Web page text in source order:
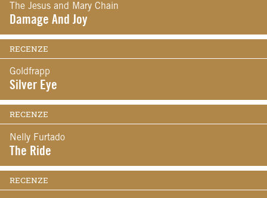
The Jesus and Mary Chain
Damage And Joy
RECENZE
Goldfrapp
Silver Eye
RECENZE
Nelly Furtado
The Ride
RECENZE